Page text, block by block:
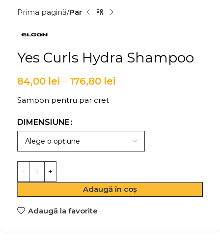
Prima pagină Par
Yes Curls Hydra Shampoo
84,00 lei – 176,80 lei
Sampon pentru par cret
DIMENSIUNE
Adaugă în coș
Adaugă la favorite